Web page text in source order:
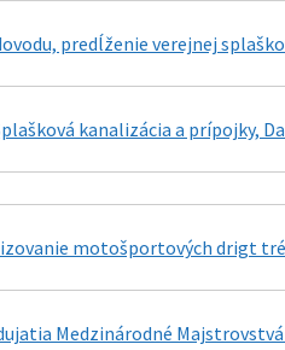
predĺženie verejnej
kanalizácia a prípojky,
motošportových drigt
Medzinárodné